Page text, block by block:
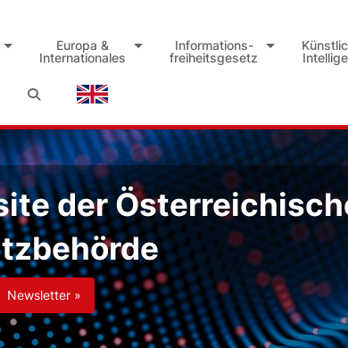
Europa &
Internationales
Informations-
freiheitsgesetz
der
Newsletter »